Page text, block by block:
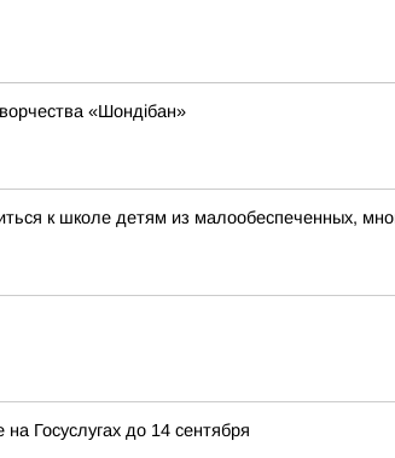
«Шондібан»
к школе детям из малообеспеченных,
Госуслугах до 14 сентября